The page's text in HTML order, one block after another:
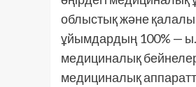
облыстық және
ұйымдардың 100% — ы.
медициналық
медициналық